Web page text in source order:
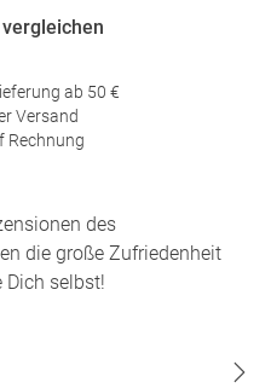
ab 50 €
Versand
Rechnung
des
die große Zufriedenheit
Dich selbst!